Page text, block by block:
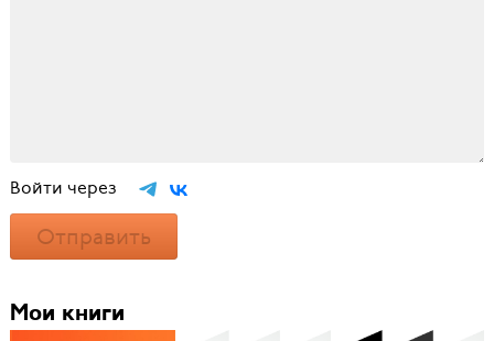
Войти через
Отправить
Мои книги